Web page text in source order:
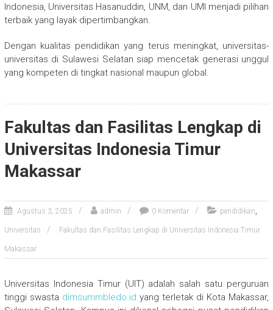
Indonesia, Universitas Hasanuddin, UNM, dan UMI menjadi pilihan
terbaik yang layak dipertimbangkan.
Dengan kualitas pendidikan yang terus meningkat, universitas-
universitas di Sulawesi Selatan siap mencetak generasi unggul
yang kompeten di tingkat nasional maupun global.
Fakultas dan Fasilitas Lengkap di
Universitas Indonesia Timur
Makassar
Agustus 3, 2025 admin 0 Komentar pendidikan,
Universitas Fakultas dan Fasilitas Lengkap di Universitas Indonesia Timur
Makassar
Universitas Indonesia Timur (UIT) adalah salah satu perguruan
tinggi swasta dimsummbledo.id yang terletak di Kota Makassar,